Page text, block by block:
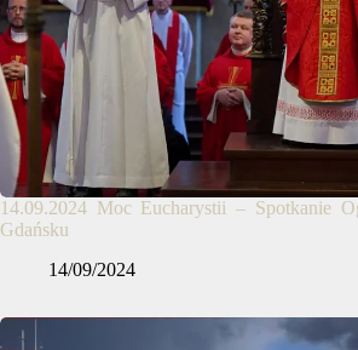
14.09.2024 Moc Eucharystii – Spotkanie
Gdańsku
14/09/2024